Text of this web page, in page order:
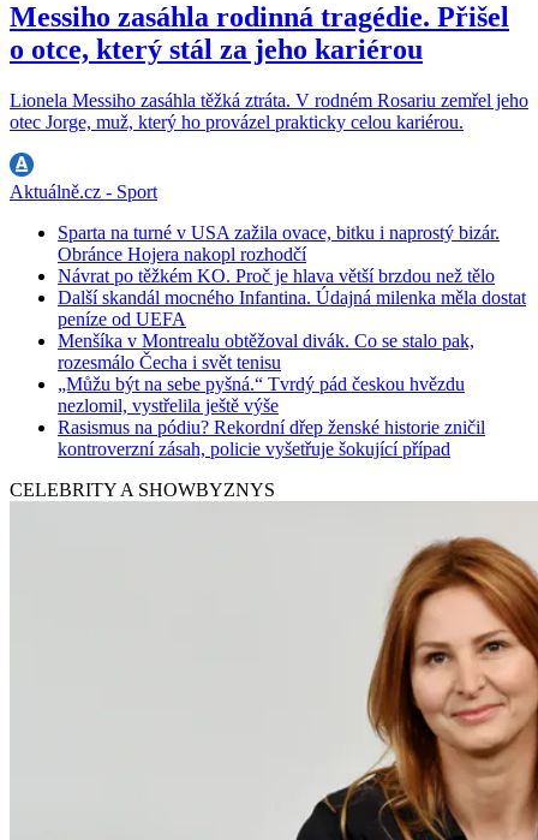
Messiho zasáhla rodinná tragédie. Přišel
o otce, který stál za jeho kariérou
Lionela Messiho zasáhla těžká ztráta. V rodném Rosariu zemřel jeho
otec Jorge, muž, který ho provázel prakticky celou kariérou.
Aktuálně.cz - Sport
Sparta na turné v USA zažila ovace, bitku i naprostý bizár.
Obránce Hojera nakopl rozhodčí
Návrat po těžkém KO. Proč je hlava větší brzdou než tělo
Další skandál mocného Infantina. Údajná milenka měla dostat
peníze od UEFA
Menšíka v Montrealu obtěžoval divák. Co se stalo pak,
rozesmálo Čecha i svět tenisu
„Můžu být na sebe pyšná.“ Tvrdý pád českou hvězdu
nezlomil, vystřelila ještě výše
Rasismus na pódiu? Rekordní dřep ženské historie zničil
kontroverzní zásah, policie vyšetřuje šokující případ
CELEBRITY A SHOWBYZNYS